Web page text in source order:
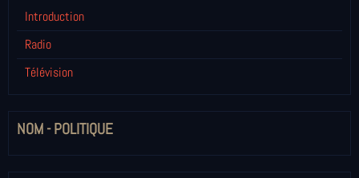
Introduction
Radio
Télévision
NOM - POLITIQUE